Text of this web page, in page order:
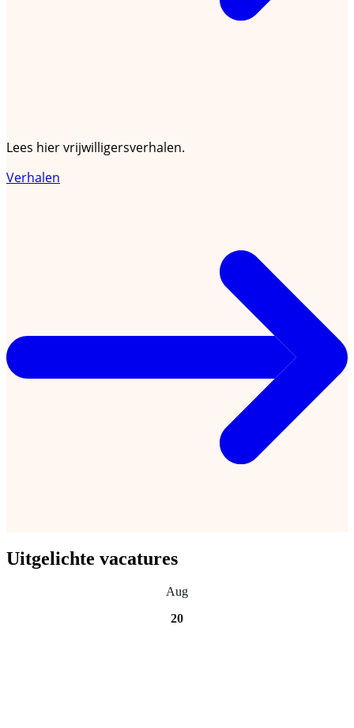
Lees hier vrijwilligersverhalen.
Verhalen
Uitgelichte vacatures
Aug
20